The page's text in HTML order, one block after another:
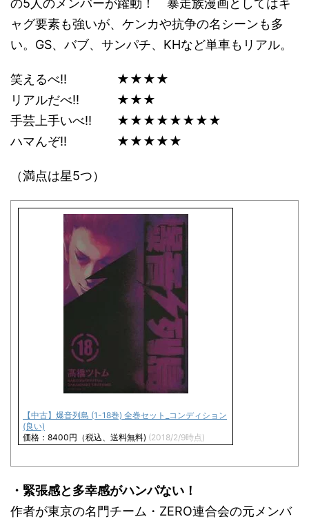
の5人のメンバーが躍動！ 暴走族漫画としてはギ
ャグ要素も強いが、ケンカや抗争の名シーンも多
い。GS、バブ、サンパチ、KHなど単車もリアル。
笑えるべ!! ★★★★
リアルだべ!! ★★★
手芸上手いべ!! ★★★★★★★★
ハマんぞ!! ★★★★★
（満点は星5つ）
【中古】爆音列島 (1-18巻) 全巻セット_コンディション
(良い)
価格：8400円（税込、送料無料) (2018/2/9時点)
・緊張感と多幸感がハンパない！
作者が東京の名門チーム・ZERO連合会の元メンバ